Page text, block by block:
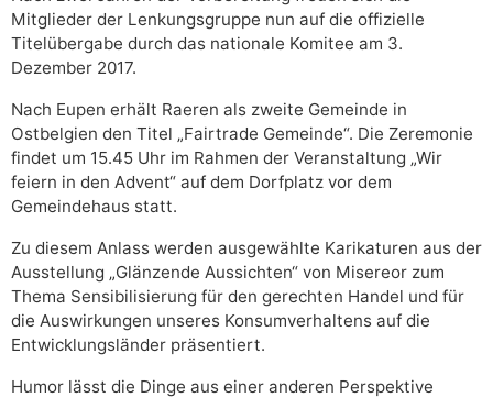
Mitglieder der Lenkungsgruppe nun auf die offizielle
Titelübergabe durch das nationale Komitee am 3.
Dezember 2017.
Nach Eupen erhält Raeren als zweite Gemeinde in
Ostbelgien den Titel „Fairtrade Gemeinde“. Die Zeremonie
findet um 15.45 Uhr im Rahmen der Veranstaltung „Wir
feiern in den Advent“ auf dem Dorfplatz vor dem
Gemeindehaus statt.
Zu diesem Anlass werden ausgewählte Karikaturen aus der
Ausstellung „Glänzende Aussichten“ von Misereor zum
Thema Sensibilisierung für den gerechten Handel und für
die Auswirkungen unseres Konsumverhaltens auf die
Entwicklungsländer präsentiert.
Humor lässt die Dinge aus einer anderen Perspektive